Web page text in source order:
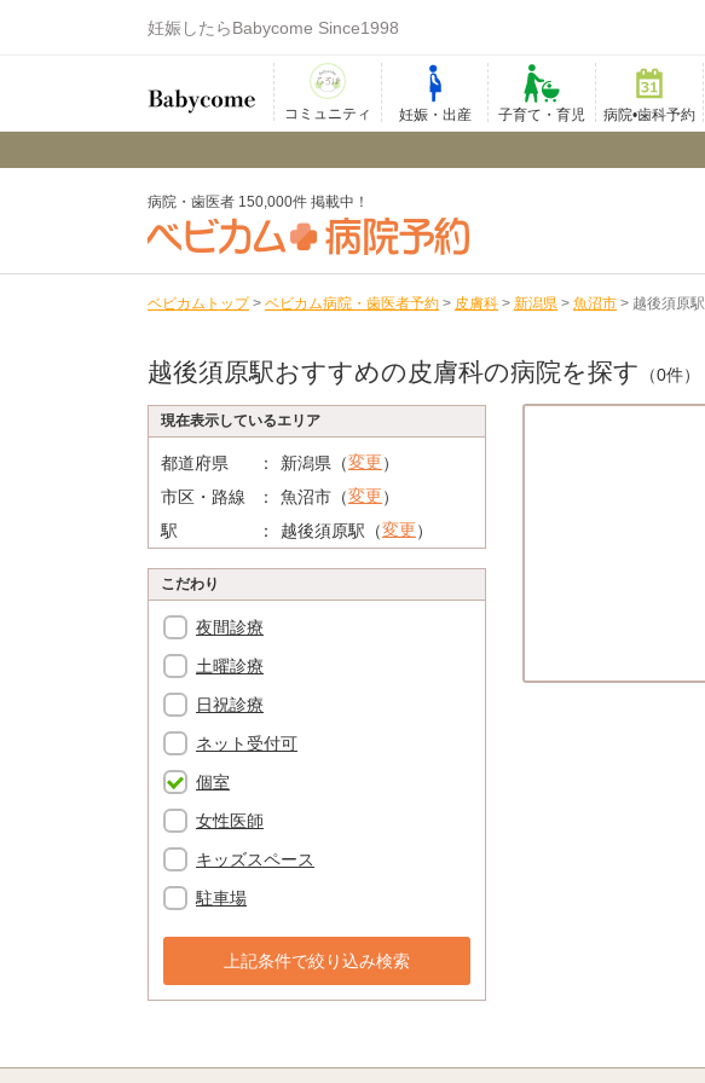
妊娠したらBabycome Since1998
コミュニティ 妊娠・出産 子育て・育児 病院•歯科予約
病院・歯医者 150,000件 掲載中！
ベビカムトップ > ベビカム病院・歯医者予約 > 皮膚科 > 新潟県 > 魚沼市 > 越後須原駅
越後須原駅おすすめの皮膚科の病院を探す （0件）
現在表示しているエリア
都道府県 新潟県（変更）
市区・路線
魚沼市（変更）
駅
越後須原駅（変更）
こだわり
夜間診療
土曜診療
日祝診療
ネット受付可
個室
女性医師
キッズスペース
駐車場
上記条件で絞り込み検索